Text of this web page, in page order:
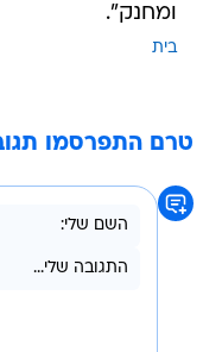
ומחנק".
בית
טרם התפרסמו